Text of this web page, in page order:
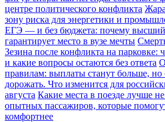
центре политического конфликта
зону риска для энергетики и
ЕГЭ — и без бюджета: почему высший
гарантирует место в вузе мечты
Зезина после конфликта на парковке:
и какие вопросы остаются без ответа
правилам: выплаты станут больше, но
дорожать. Что изменится для
августа Какие места в поезде лучше
опытных пассажиров, которые
комфортнее